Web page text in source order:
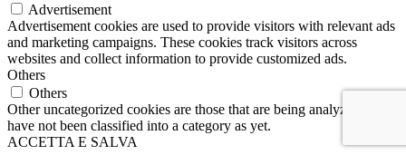
Advertisement
Advertisement cookies are used to provide visitors with relevant ads
and marketing campaigns. These cookies track visitors across
websites and collect information to provide customized ads.
Others
Others
Other uncategorized cookies are those that are being analyzed and
have not been classified into a category as yet.
ACCETTA E SALVA